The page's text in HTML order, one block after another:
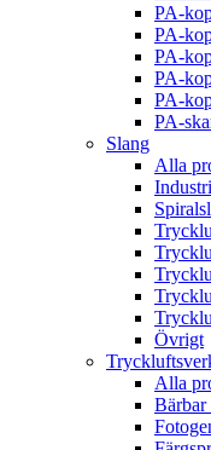
PA-
PA-
PA-
PA-
PA-
PA-
Slang
Alla
Övrigt
Alla